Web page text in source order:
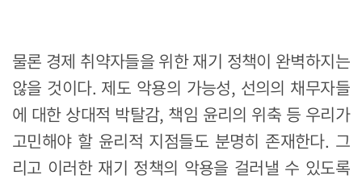
물론 경제 취약자들을 위한 재기 정책이 완벽하지는
않을 것이다. 제도 악용의 가능성, 선의의 채무자들
에 대한 상대적 박탈감, 책임 윤리의 위축 등 우리가
고민해야 할 윤리적 지점들도 분명히 존재한다. 그
리고 이러한 재기 정책의 악용을 걸러낼 수 있도록